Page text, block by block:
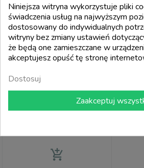
LAGRAVERA
Laltre 2021 - Lagravera (zestaw 3
add_shopping_cart
Niniejsza witryna wykorzystuje pliki
świadczenia usług na najwyższym
dostosowany do indywidualnych
witryny bez zmiany ustawień
że będą one zamieszczane w
akceptujesz opuść tę stronę
Dostosuj
Zaakceptuj